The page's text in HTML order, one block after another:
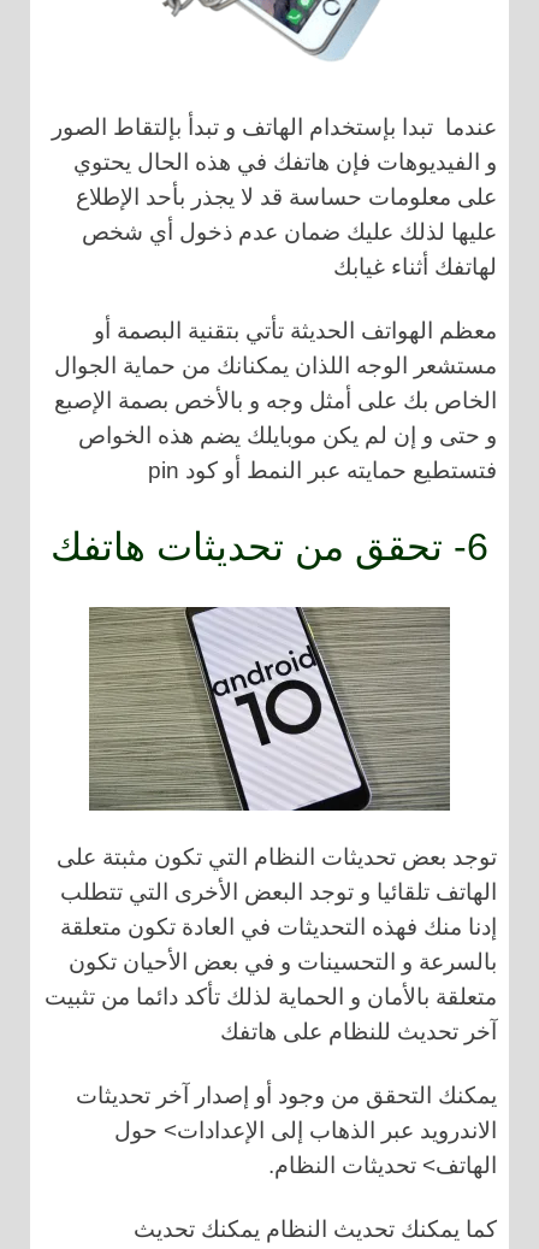
عندما تبدا بإستخدام الهاتف و تبدأ بإلتقاط الصور
و الفيديوهات فإن هاتفك في هذه الحال يحتوي
على معلومات حساسة قد لا يجذر بأحد الإطلاع
عليها لذلك عليك ضمان عدم ذخول أي شخص
لهاتفك أثناء غيابك
معظم الهواتف الحديثة تأتي بتقنية البصمة أو
مستشعر الوجه اللذان يمكنانك من حماية الجوال
الخاص بك على أمثل وجه و بالأخص بصمة الإصبع
و حتى و إن لم يكن موبايلك يضم هذه الخواص
فتستطيع حمايته عبر النمط أو كود pin
6- تحقق من تحديثات هاتفك
توجد بعض تحديثات النظام التي تكون مثبتة على
الهاتف تلقائيا و توجد البعض الأخرى التي تتطلب
إدنا منك فهذه التحديثات في العادة تكون متعلقة
بالسرعة و التحسينات و في بعض الأحيان تكون
متعلقة بالأمان و الحماية لذلك تأكد دائما من تثبيت
آخر تحديث للنظام على هاتفك
يمكنك التحقق من وجود أو إصدار آخر تحديثات
الاندرويد عبر الذهاب إلى الإعدادات> حول
الهاتف> تحديثات النظام.
كما يمكنك تحديث النظام يمكنك تحديث